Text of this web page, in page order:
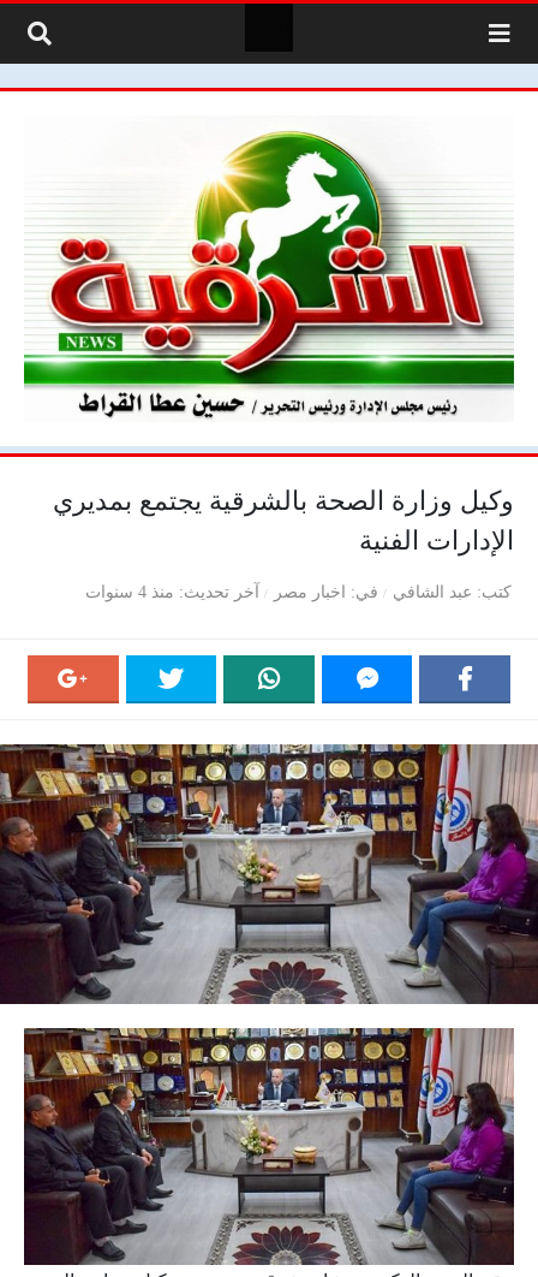
وكيل وزارة الصحة بالشرقية يجتمع بمديري
الإدارات الفنية
كتب عبد الشافي في اخبار مصر آخر تحديث منذ 4 سنوات